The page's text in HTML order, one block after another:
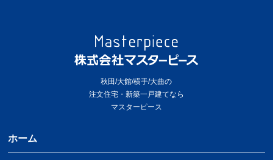
秋田/大館/横手/大曲の
注文住宅・新築一戸建てなら
マスターピース
ホーム